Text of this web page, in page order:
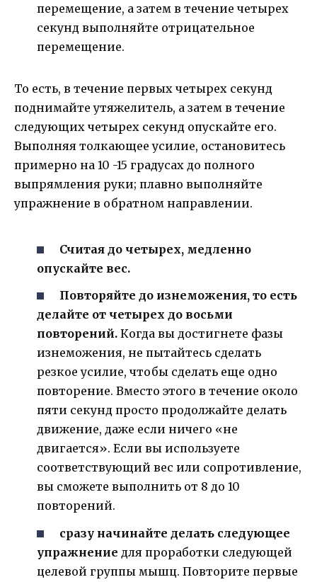
перемещение, а затем в течение четырех
секунд выполняйте отрицательное
перемещение.
То есть, в течение первых четырех секунд
поднимайте утяжелитель, а затем в течение
следующих четырех секунд опускайте его.
Выполняя толкающее усилие, остановитесь
примерно на 10 -15 градусах до полного
выпрямления руки; плавно выполняйте
упражнение в обратном направлении.
Считая до четырех, медленно
опускайте вес.
Повторяйте до изнеможения, то есть
делайте от четырех до восьми
повторений. Когда вы достигнете фазы
изнеможения, не пытайтесь сделать
резкое усилие, чтобы сделать еще одно
повторение. Вместо этого в течение около
пяти секунд просто продолжайте делать
движение, даже если ничего «не
двигается». Если вы используете
соответствующий вес или сопротивление,
вы сможете выполнить от 8 до 10
повторений.
cразу начинайте делать следующее
упражнение для проработки следующей
целевой группы мышц. Повторите первые